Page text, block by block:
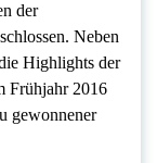
der
Neben
Highlights der
Frühjahr 2016
gewonnener